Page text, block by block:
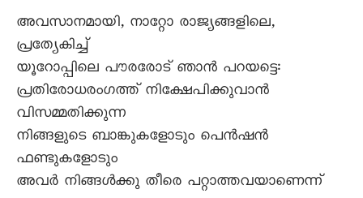
അവസാനമായി, നാറ്റോ രാജ്യങ്ങളിലെ,
പ്രത്യേകിച്ച്
യൂറോപ്പിലെ പൗരരോട് ഞാൻ പറയട്ടെ:
പ്രതിരോധരംഗത്ത് നിക്ഷേപിക്കുവാൻ
വിസമ്മതിക്കുന്ന
നിങ്ങളുടെ ബാങ്കുകളോടും പെൻഷൻ
ഫണ്ടുകളോടും
അവർ നിങ്ങൾക്കു തീരെ പറ്റാത്തവയാണെന്ന്